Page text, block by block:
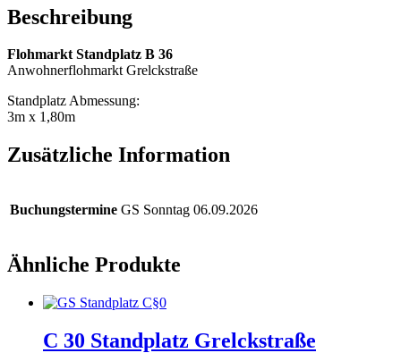
Beschreibung
Flohmarkt Standplatz B 36
Anwohnerflohmarkt Grelckstraße
Standplatz Abmessung:
3m x 1,80m
Zusätzliche Information
Buchungstermine GS Sonntag 06.09.2026
Ähnliche Produkte
C 30 Standplatz Grelckstraße